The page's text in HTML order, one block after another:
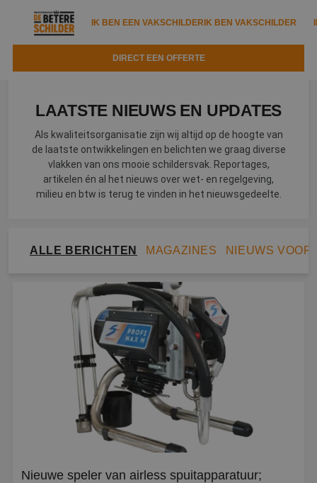
IK BEN EEN VAKSCHILDERIK BEN VAKSCHILDER
DIRECT EEN OFFERTE
Documenten
Tools
Kennisbank
Verfspuitbedrijf?
IK ZOEK EEN VAKSCHILDERVAKSCHILDER ZOEKEN
Zoeken naar een schilder
Service
Binnenschilderwerk
DIRECT EEN OFFERTE
Veelgestelde vragen
LAATSTE NIEUWS EN UPDATES
Als kwaliteitsorganisatie zijn wij altijd op de hoogte van
de laatste ontwikkelingen en belichten we graag diverse
vlakken van ons mooie schildersvak. Reportages,
artikelen én al het nieuws over wet- en regelgeving,
milieu en btw is terug te vinden in het nieuwsgedeelte.
ALLE BERICHTEN MAGAZINES NIEUWS
Nieuwe speler van airless spuitapparatuur;